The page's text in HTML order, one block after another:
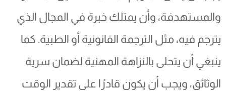
والمستهدفة، وأن يمتلك خبرة في المجال الذي
يترجم فيه، مثل الترجمة القانونية أو الطبية. كما
ينبغي أن يتحلى بالنزاهة المهنية لضمان سرية
الوثائق، ويجب أن يكون قادرًا على تقدير الوقت